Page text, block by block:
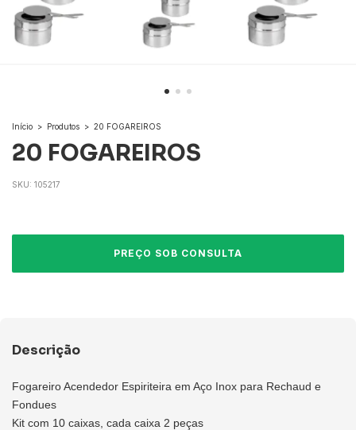
Início > Produtos > 20 FOGAREIROS
20 FOGAREIROS
SKU: 105217
Descrição
Fogareiro Acendedor Espiriteira em Aço Inox para Rechaud e
Fondues
Kit com 10 caixas, cada caixa 2 peças